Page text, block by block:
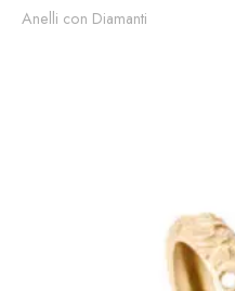
Anelli con Diamanti